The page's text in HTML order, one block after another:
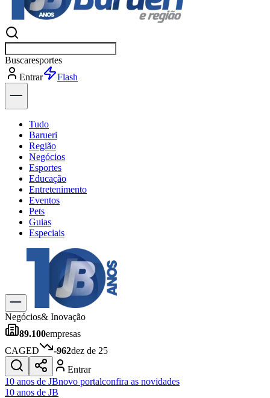
Buscarpolít
Entrar
Explorar
Tudo
Barueri
Região
Negócios
Esportes
Educação
Entretenimento
Eventos
Pets
Guias
Especiais
Explore Tudo
Últimas Notícias
Previsão do Tempo
Trânsito e Rotas
Dia a Dia & Lazer
Gastronomia
Cinema & Shows
JogosNovo
Para Sua Empresa
Negócios& Inovação
89.100empresas
CAGED
-962dez de 25
Entrar
10 anos de JBnovo portalconfira as novidades
10 anos de JB